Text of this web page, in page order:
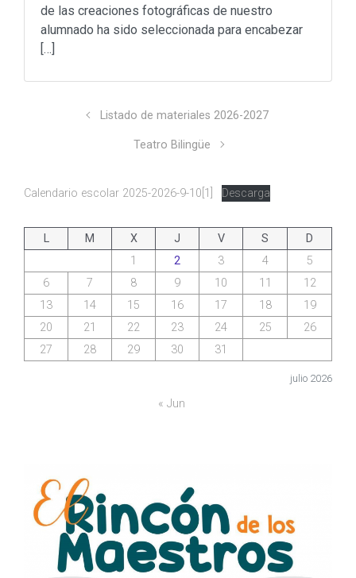
de las creaciones fotográficas de nuestro
alumnado ha sido seleccionada para encabezar
[…]
Listado de materiales 2026-2027
Teatro Bilingüe
Calendario escolar 2025-2026-9-10[1] Descarga
julio 2026
L M X J V S
D
1
2 3 4
5
6
7 8 9 10 11
12
13
14 15 16 17 18
19
20
21 22 23 24 25
26
27
28 29 30 31
« Jun